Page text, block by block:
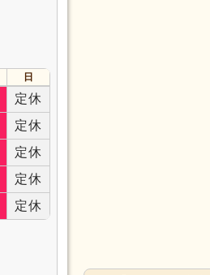
日
定休
定休
定休
定休
定休